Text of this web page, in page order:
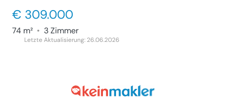
€ 309.000
74 m² • 3 Zimmer
Letzte Aktualisierung: 26.06.2026
Helle Dachgeschoss Maisonette mit